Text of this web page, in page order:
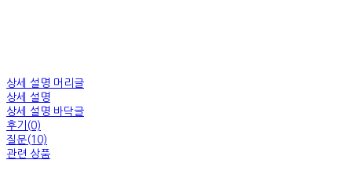
상세 설명 머리글
상세 설명
상세 설명 바닥글
후기(0)
질문(10)
관련 상품